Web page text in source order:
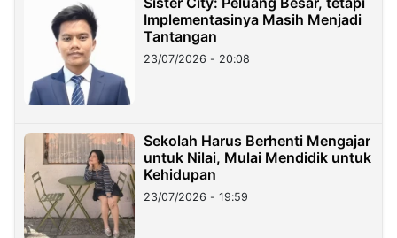
Implementasinya Masih Menjadi
Tantangan
23/07/2026 - 20:08
Sekolah Harus Berhenti Mengajar
untuk Nilai, Mulai Mendidik untuk
Kehidupan
23/07/2026 - 19:59